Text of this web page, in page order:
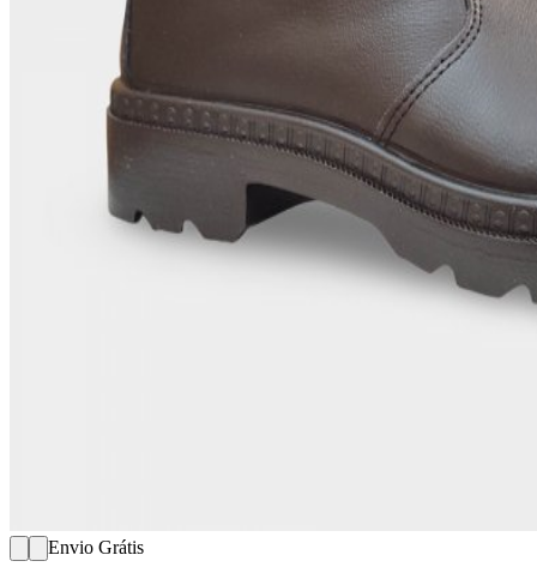
Envio Grátis